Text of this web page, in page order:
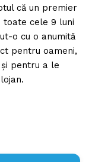
că un premier
toate cele 9 luni
o cu o anumită
pentru oameni,
pentru a le